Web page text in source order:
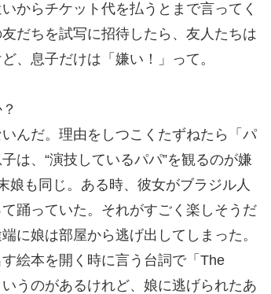
からチケット代を払うとまで言ってく
だちを試写に招待したら、友人たちは
、息子だけは「嫌い！」って。
んだ。理由をしつこくたずねたら「パ
は、“演技しているパパ”を観るのが嫌
娘も同じ。ある時、彼女がブラジル人
踊っていた。それがすごく楽しそうだ
に娘は部屋から逃げ出してしまった。
絵本を開く時に言う台詞で「The
うのがあるけれど、娘に逃げられたあ